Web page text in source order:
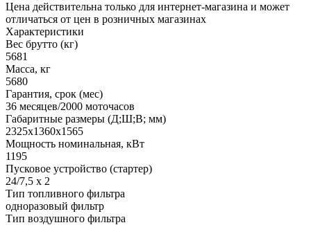
Цена действительна только для интернет-магазина и может
отличаться от цен в розничных магазинах
Характеристики
Вес брутто (кг)
5681
Масса, кг
5680
Гарантия, срок (мес)
36 месяцев/2000 моточасов
Габаритные размеры (Д;Ш;В; мм)
2325x1360x1565
Мощность номинальная, кВт
1195
Пусковое устройство (стартер)
24/7,5 х 2
Тип топливного фильтра
одноразовый фильтр
Тип воздушного фильтра